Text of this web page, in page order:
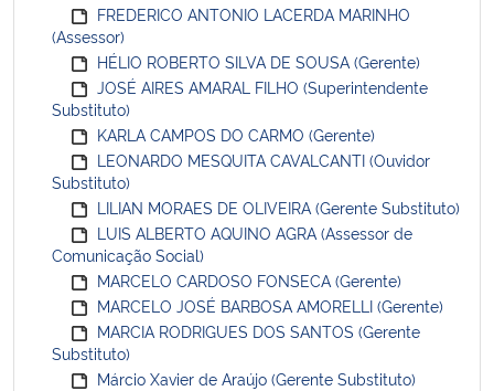
FREDERICO ANTONIO LACERDA MARINHO
(Assessor)
HÉLIO ROBERTO SILVA DE SOUSA (Gerente)
JOSÉ AIRES AMARAL FILHO (Superintendente
Substituto)
KARLA CAMPOS DO CARMO (Gerente)
LEONARDO MESQUITA CAVALCANTI (Ouvidor
Substituto)
LILIAN MORAES DE OLIVEIRA (Gerente Substituto)
LUIS ALBERTO AQUINO AGRA (Assessor de
Comunicação Social)
MARCELO CARDOSO FONSECA (Gerente)
MARCELO JOSÉ BARBOSA AMORELLI (Gerente)
MARCIA RODRIGUES DOS SANTOS (Gerente
Substituto)
Márcio Xavier de Araújo (Gerente Substituto)